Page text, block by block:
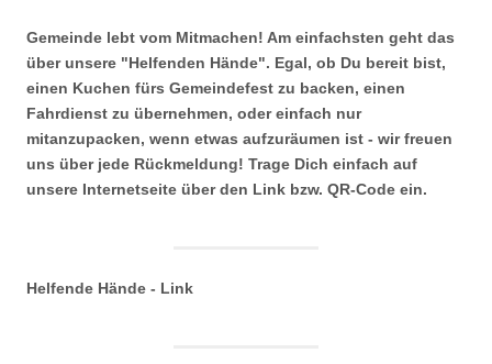
Gemeinde lebt vom Mitmachen! Am einfachsten geht das
über unsere "Helfenden Hände". Egal, ob Du bereit bist,
einen Kuchen fürs Gemeindefest zu backen, einen
Fahrdienst zu übernehmen, oder einfach nur
mitanzupacken, wenn etwas aufzuräumen ist - wir freuen
uns über jede Rückmeldung! Trage Dich einfach auf
unsere Internetseite über den Link bzw. QR-Code ein.
Helfende Hände - Link